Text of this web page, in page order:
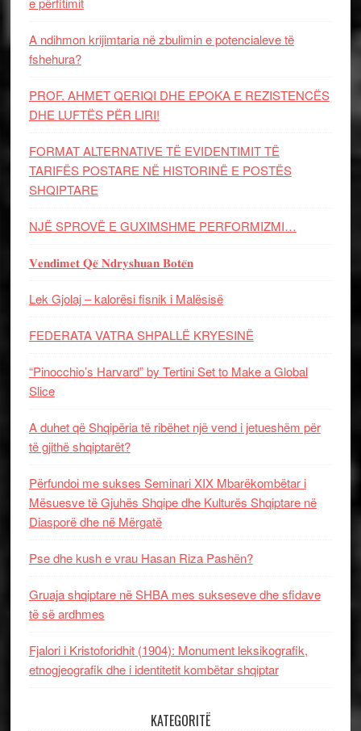
A ndihmon krijimtaria në zbulimin e potencialeve të
fshehura?
PROF. AHMET QERIQI DHE EPOKA E REZISTENCЁS
DHE LUFTЁS PЁR LIRI!
FORMAT ALTERNATIVE TË EVIDENTIMIT TË
TARIFËS POSTARE NË HISTORINË E POSTËS
SHQIPTARE
NJË SPROVË E GUXIMSHME PERFORMIZMI…
𝐕𝐞𝐧𝐝𝐢𝐦𝐞𝐭 𝐐𝐞̈ 𝐍𝐝𝐫𝐲𝐬𝐡𝐮𝐚𝐧 𝐁𝐨𝐭𝐞̈𝐧
Lek Gjolaj – kalorësi fisnik i Malësisë
FEDERATA VATRA SHPALLË KRYESINË
“Pinocchio’s Harvard” by Tertini Set to Make a Global
Slice
A duhet që Shqipëria të ribëhet një vend i jetueshëm për
të gjithë shqiptarët?
Përfundoi me sukses Seminari XIX Mbarëkombëtar i
Mësuesve të Gjuhës Shqipe dhe Kulturës Shqiptare në
Diasporë dhe në Mërgatë
Pse dhe kush e vrau Hasan Riza Pashën?
Gruaja shqiptare në SHBA mes sukseseve dhe sfidave
të së ardhmes
Fjalori i Kristoforidhit (1904): Monument leksikografik,
etnogjeografik dhe i identitetit kombëtar shqiptar
KATEGORITË